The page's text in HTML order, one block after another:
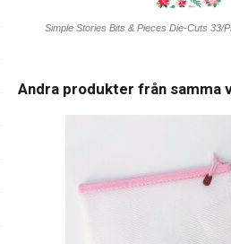
Simple Stories Bits & Pieces Die-Cuts 33/
Andra produkter från samma